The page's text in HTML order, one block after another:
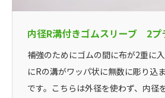
内径R溝付きゴムスリーブ 2プ
補強のためにゴムの間に布が2重に
にRの溝がワッパ状に無数に彫り込
です。こちらは外径を使わず、内径